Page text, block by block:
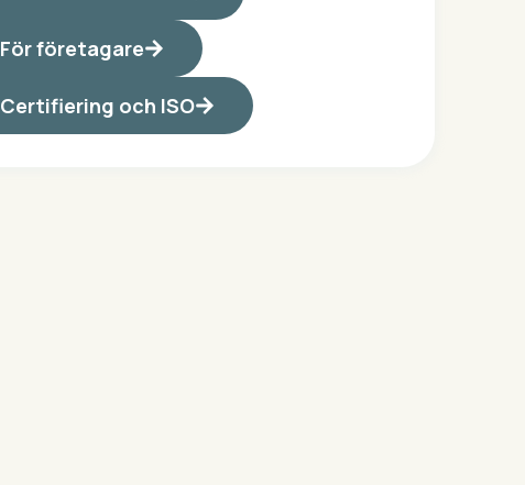
För företagare
Certifiering och ISO